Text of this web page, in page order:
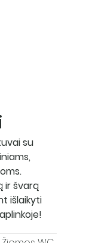
su
ir švarą
išlaikyti